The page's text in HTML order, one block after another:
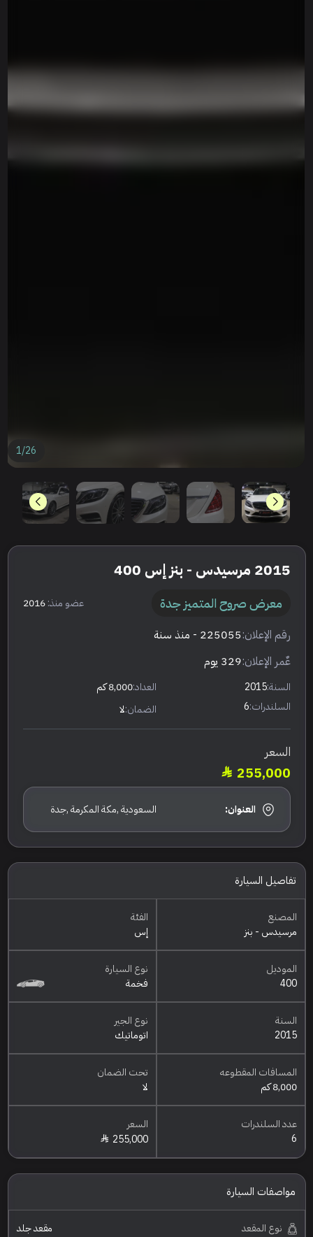
1/26
2015 مرسيدس - بنز إس 400
معرض صروح المتميز جدة عضو منذ:2016
رقم الإعلان:225055 - منذ سنة
عٌمر الإعلان:329 يوم
السنة:2015 العداد:8,000 كم
السلندرات:6 الضمان:لا
السعر
255,000
العنوان: السعودية ,مكة المكرمة ,جدة
تفاصيل السيارة
المصنع
مرسيدس - بنز
الفئة
إس
الموديل
400
نوع السيارة
فخمة
السنة
2015
نوع الجير
اتوماتيك
المسافات المقطوعه
8,000 كم
تحت الضمان
لا
عدد السلندرات
6
السعر
255,000
مواصفات السيارة
نوع المقعد مقعد جلد